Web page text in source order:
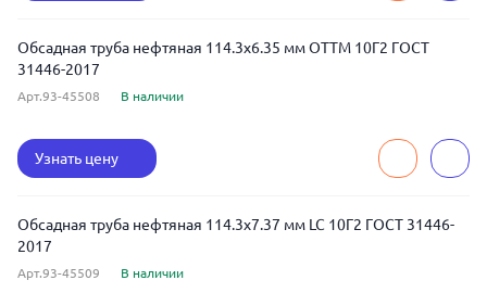
Обсадная труба нефтяная 114.3x6.35 мм ОТТМ 10Г2 ГОСТ
31446-2017
Арт.93-45508 В наличии
Узнать цену
Обсадная труба нефтяная 114.3x7.37 мм LC 10Г2 ГОСТ 31446-
2017
Арт.93-45509 В наличии